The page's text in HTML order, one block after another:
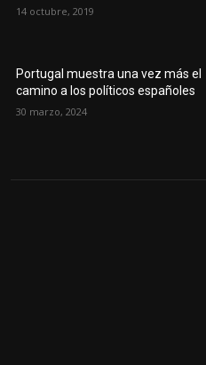
14 octubre, 2019
Portugal muestra una vez más el
camino a los políticos españoles
30 marzo, 2024